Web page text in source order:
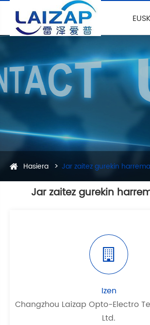
Hasiera Jar zaitez gurekin
Jar zaitez gurekin
Izen
Changzhou Laizap Opto-Electro
Ltd.